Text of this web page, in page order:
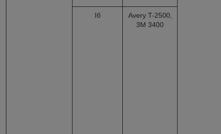
Iб
Avery T-2500,
3M 3400